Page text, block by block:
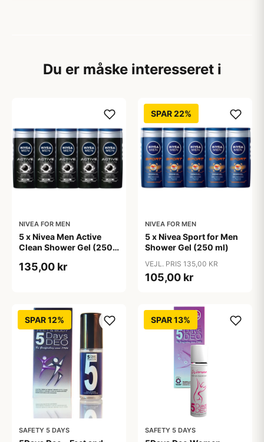
Du er måske interesseret i
NIVEA FOR MEN
5 x Nivea Men Active
Clean Shower Gel (250
135,00 kr
SPAR 22%
NIVEA FOR MEN
5 x Nivea Sport for Men
Shower Gel (250 ml)
VEJL. PRIS 135,00 KR
105,00 kr
SPAR 12%
SAFETY 5 DAYS
SPAR 13%
SAFETY 5 DAYS